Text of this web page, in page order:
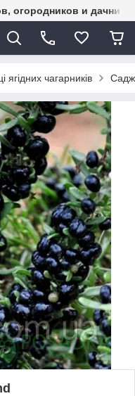
огородников и
ягідних чагарників